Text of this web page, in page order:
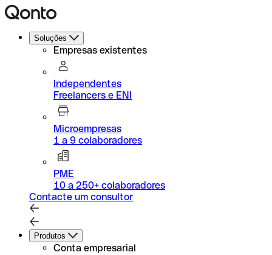
Soluções
Empresas existentes
Independentes
Freelancers e ENI
Microempresas
1 a 9 colaboradores
PME
10 a 250+ colaboradores
Contacte um consultor
Produtos
Conta empresarial